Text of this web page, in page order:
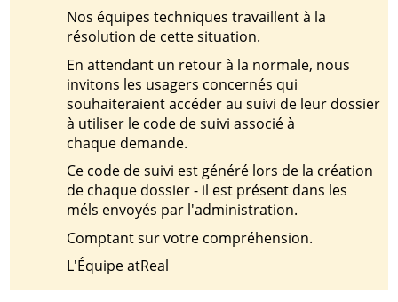
Nos équipes techniques travaillent à la
résolution de cette situation.
En attendant un retour à la normale, nous
invitons les usagers concernés qui
souhaiteraient accéder au suivi de leur dossier
à utiliser le code de suivi associé à
chaque demande.
Ce code de suivi est généré lors de la création
de chaque dossier - il est présent dans les
méls envoyés par l'administration.
Comptant sur votre compréhension.
L'Équipe atReal